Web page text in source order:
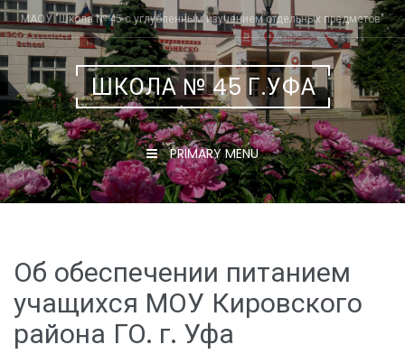
Skip
to
content
МАОУ "Школа № 45 с углубленным изучением отдельных предметов"
ШКОЛА № 45 Г.УФА
PRIMARY MENU
Об обеспечении питанием
учащихся МОУ Кировского
района ГО. г. Уфа